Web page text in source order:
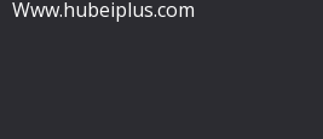
Www.hubeiplus.com